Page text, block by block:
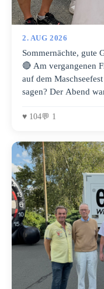
2. AUG 2026
Sommernächte, gute
🔴 Am vergangenen
auf dem
sagen? Der Abend
hatten wir die
richtig gute Zeit
Dankeschön an alle,
besonders gemacht
Gruppe zeigt immer
Inspiration in
♥ 104💬 1